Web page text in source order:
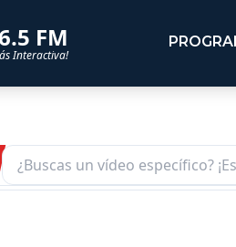
FM
Interactiva!